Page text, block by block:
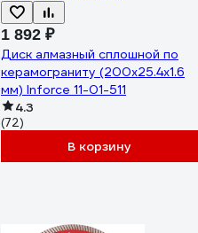
1 892 ₽
Диск алмазный сплошной по
керамограниту (200х25.4х1.6
мм) Inforce 11-01-511
4.3
(72)
В корзину